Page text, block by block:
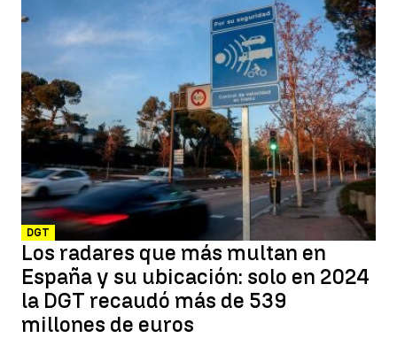
DGT
Los radares que más multan en
España y su ubicación: solo en 2024
la DGT recaudó más de 539
millones de euros